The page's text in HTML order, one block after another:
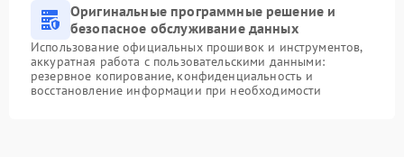
Оригинальные программные решение и
безопасное обслуживание данных
Использование официальных прошивок и инструментов,
аккуратная работа с пользовательскими данными:
резервное копирование, конфиденциальность и
восстановление информации при необходимости